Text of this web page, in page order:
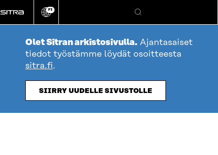
suoraan
sisältöön
Vaihda
kieli
FI
Hae
Olet Sitran arkistosivulla. Ajantasaiset
tiedot työstämme löydät osoitteesta
sitra.fi.
SIIRRY UUDELLE SIVUSTOLLE